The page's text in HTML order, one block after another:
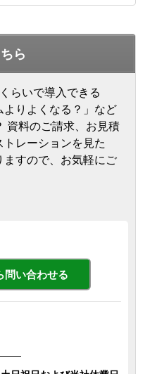
ら
らいで導入できる
りよくなる？」など
資料のご請求、お見積
トレーションを見た
ますので、お気軽にご
問い合わせる